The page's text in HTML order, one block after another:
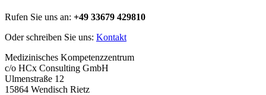
Rufen Sie uns an: +49 33679 429810
Oder schreiben Sie uns: Kontakt
Medizinisches Kompetenzzentrum
c/o HCx Consulting GmbH
Ulmenstraße 12
15864 Wendisch Rietz